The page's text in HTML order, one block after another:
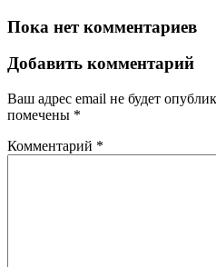
Пока нет комментариев
Добавить комментарий
Ваш адрес email не будет
помечены *
Комментарий *